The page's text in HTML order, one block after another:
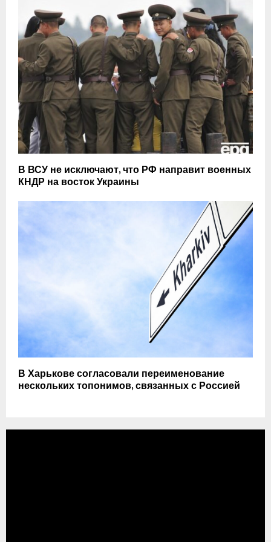
В ВСУ не исключают, что РФ направит военных
КНДР на восток Украины
В Харькове согласовали переименование
нескольких топонимов, связанных с Россией